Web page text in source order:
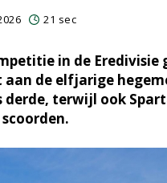
21 sec
in de Eredivisie
de elfjarige
terwijl ook